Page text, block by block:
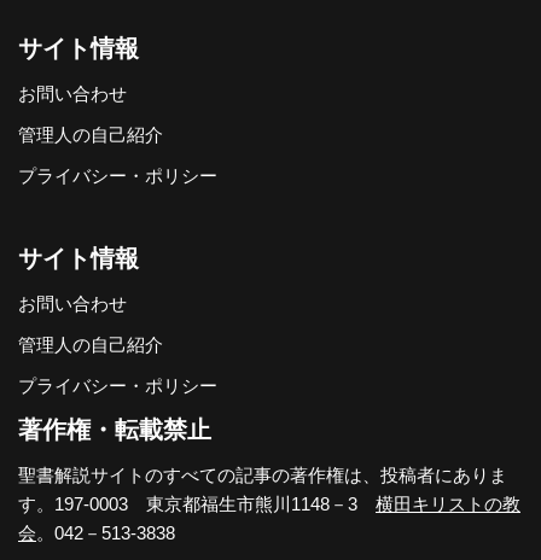
サイト情報
お問い合わせ
管理人の自己紹介
プライバシー・ポリシー
サイト情報
お問い合わせ
管理人の自己紹介
プライバシー・ポリシー
著作権・転載禁止
聖書解説サイトのすべての記事の著作権は、投稿者にありま
す。197-0003 東京都福生市熊川1148－3 横田キリストの教
会。042－513-3838